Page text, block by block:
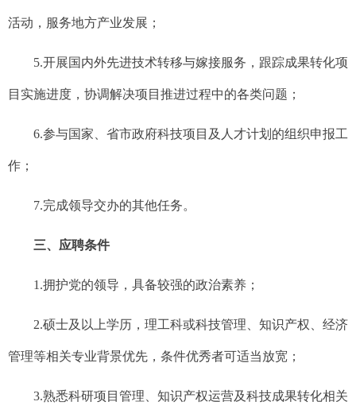
活动，服务地方产业发展；
5.开展国内外先进技术转移与嫁接服务，跟踪成果转化项
目实施进度，协调解决项目推进过程中的各类问题；
6.参与国家、省市政府科技项目及人才计划的组织申报工
作；
7.完成领导交办的其他任务。
三、应聘条件
1.拥护党的领导，具备较强的政治素养；
2.硕士及以上学历，理工科或科技管理、知识产权、经济
管理等相关专业背景优先，条件优秀者可适当放宽；
3.熟悉科研项目管理、知识产权运营及科技成果转化相关